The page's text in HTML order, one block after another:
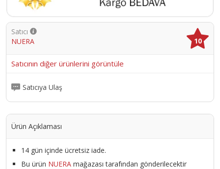
Satıcı
NUERA
10
Satıcının diğer ürünlerini görüntüle
Satıcıya Ulaş
Ürün Açıklaması
14 gün içinde ücretsiz iade.
Bu ürün NUERA mağazası tarafından gönderilecektir